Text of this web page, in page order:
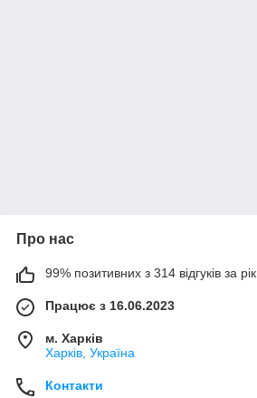
Про нас
99% позитивних з 314 відгуків за рік
Працює з 16.06.2023
м. Харків
Харків, Україна
Контакти